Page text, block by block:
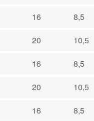
16 8,5
20 10,5
16 8,5
20 10,5
16 8,5